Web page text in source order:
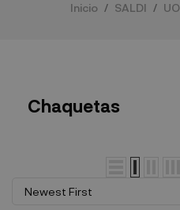
Inicio SALDI
Chaquetas
Newest First